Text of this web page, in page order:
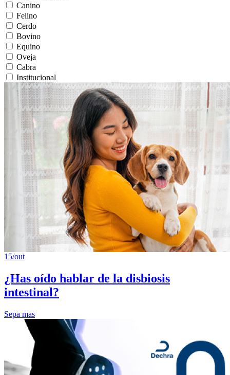
Canino
Felino
Cerdo
Bovino
Equino
Oveja
Cabra
Institucional
15/out
¿Has oído hablar de la disbiosis
intestinal?
Sepa mas